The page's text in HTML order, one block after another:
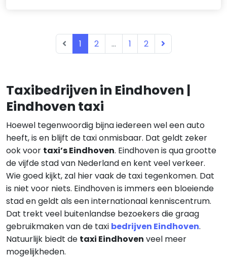
1 2 ... 1 2
Taxibedrijven in Eindhoven |
Eindhoven taxi
Hoewel tegenwoordig bijna iedereen wel een auto
heeft, is en blijft de taxi onmisbaar. Dat geldt zeker
ook voor taxi’s Eindhoven. Eindhoven is qua grootte
de vijfde stad van Nederland en kent veel verkeer.
Wie goed kijkt, zal hier vaak de taxi tegenkomen. Dat
is niet voor niets. Eindhoven is immers een bloeiende
stad en geldt als een internationaal kenniscentrum.
Dat trekt veel buitenlandse bezoekers die graag
gebruikmaken van de taxi bedrijven Eindhoven.
Natuurlijk biedt de taxi Eindhoven veel meer
mogelijkheden.